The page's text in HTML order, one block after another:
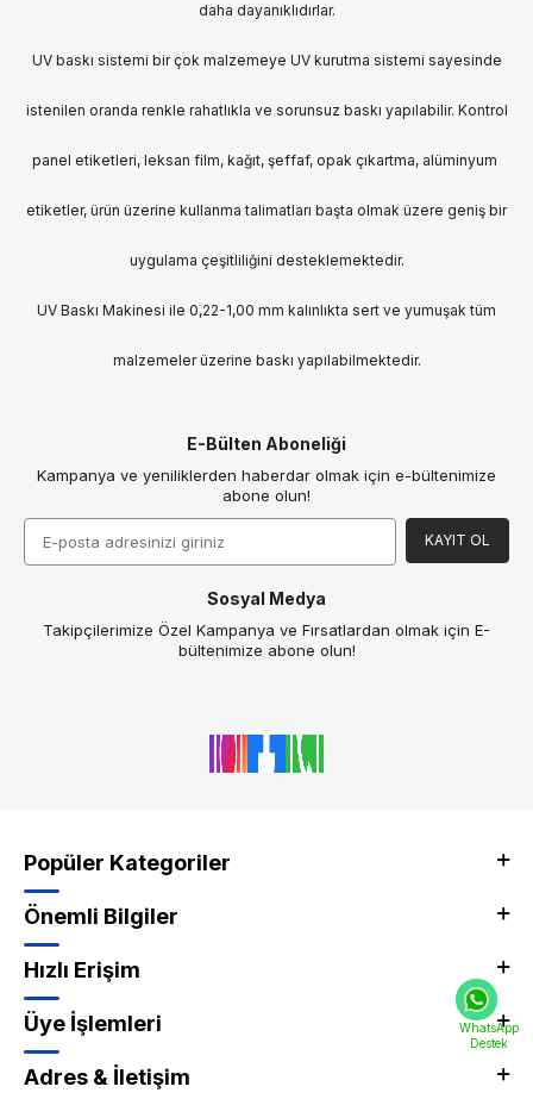
WhatsApp
Destek
daha dayanıklıdırlar.
UV baskı sistemi bir çok malzemeye UV kurutma sistemi sayesinde
istenilen oranda renkle rahatlıkla ve sorunsuz baskı yapılabilir. Kontrol
panel etiketleri, leksan film, kağıt, şeffaf, opak çıkartma, alüminyum
etiketler, ürün üzerine kullanma talimatları başta olmak üzere geniş bir
uygulama çeşitliliğini desteklemektedir.
UV Baskı Makinesi ile 0,22-1,00 mm kalınlıkta sert ve yumuşak tüm
malzemeler üzerine baskı yapılabilmektedir.
E-Bülten Aboneliği
Kampanya ve yeniliklerden haberdar olmak için e-bültenimize
abone olun!
KAYIT OL
Sosyal Medya
Takipçilerimize Özel Kampanya ve Fırsatlardan olmak için E-
bültenimize abone olun!
Popüler Kategoriler
Önemli Bilgiler
Hızlı Erişim
Üye İşlemleri
Adres & İletişim